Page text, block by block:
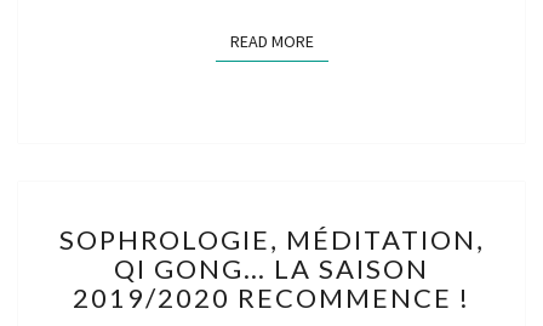
READ MOREREAD MORE
MÉDITATION,
QI
GONG…
SOPHROLOGIE, MÉDITATION,
QI GONG… LA SAISON
2019/2020 RECOMMENCE !